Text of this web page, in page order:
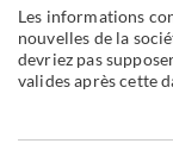
Les informations
nouvelles de la
devriez pas
valides après cette